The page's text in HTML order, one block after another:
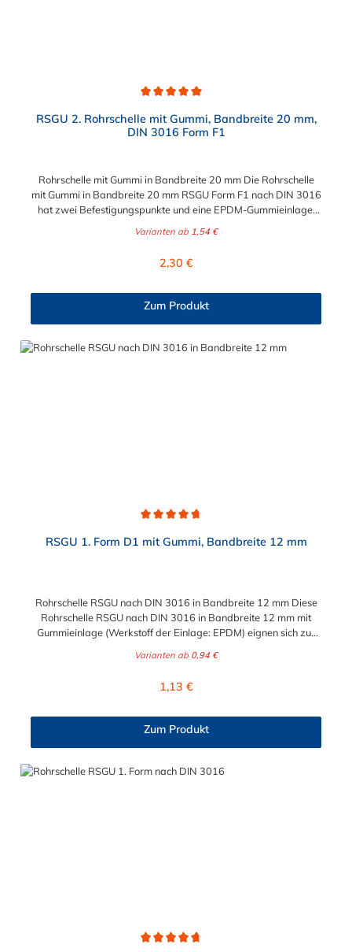
RSGU 2. Rohrschelle mit Gummi, Bandbreite 20 mm,
DIN 3016 Form F1
Rohrschelle mit Gummi in Bandbreite 20 mm Die Rohrschelle
mit Gummi in Bandbreite 20 mm RSGU Form F1 nach DIN 3016
hat zwei Befestigungspunkte und eine EPDM-Gummieinlage.
Befestigung von Rohren, Kabeln, Kabelbäumen,
RSGU 2. hat eine Bandbreite von 20 mm und ist erhältlich in den
wählbare Durchmesserbereich der Rohrschelle mit Gummi in
Varianten ab 1,54 €
Regulärer Preis:
2,30 €
Zum Produkt
RSGU 1. Form D1 mit Gummi, Bandbreite 12 mm
Rohrschelle RSGU nach DIN 3016 in Bandbreite 12 mm Diese
Rohrschelle RSGU nach DIN 3016 in Bandbreite 12 mm mit
Gummieinlage (Werkstoff der Einlage: EPDM) eignen sich zur
Kabelschutzrohren, Schläuchen und sonstigen Leitungen.
Varianten ab 0,94 €
Regulärer Preis:
1,13 €
Zum Produkt